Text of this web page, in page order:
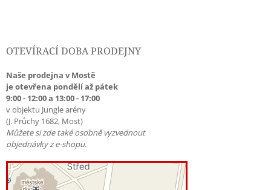
OTEVÍRACÍ DOBA PRODEJNY
Naše prodejna v Mostě
je otevřena pondělí až pátek
9:00 - 12:00 a 13:00 - 17:00
v objektu Jungle arény
(J. Průchy 1682, Most)
Můžete si zde také osobně vyzvednout
objednávky z e-shopu.